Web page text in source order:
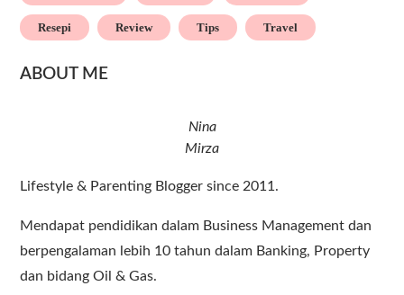
Resepi Review Tips Travel
ABOUT ME
Nina
Mirza
Lifestyle & Parenting Blogger since 2011.
Mendapat pendidikan dalam Business Management dan
berpengalaman lebih 10 tahun dalam Banking, Property
dan bidang Oil & Gas.